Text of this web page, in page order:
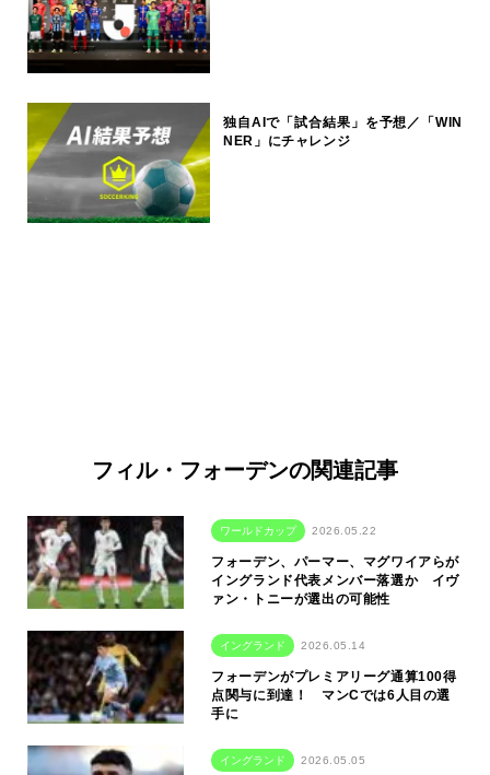
独自AIで「試合結果」を予想／「WIN
NER」にチャレンジ
フィル・フォーデンの関連記事
ワールドカップ 2026.05.22
フォーデン、パーマー、マグワイアらが
イングランド代表メンバー落選か イヴ
ァン・トニーが選出の可能性
イングランド 2026.05.14
フォーデンがプレミアリーグ通算100得
点関与に到達！ マンCでは6人目の選
手に
イングランド 2026.05.05